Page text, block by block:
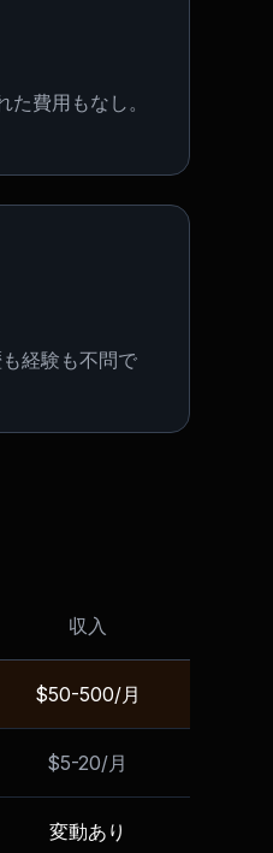
費用もなし。
経験も不問で
収入
$50-500/月
$5-20/月
変動あり